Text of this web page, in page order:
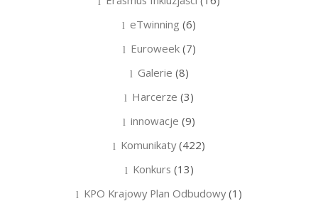
eTwinning (6)
Euroweek(7)
Galerie (8)
Harcerze (3)
innowacje (9)
Komunikaty(422)
Konkurs (13)
KPO Krajowy Plan Odbudowy(1)